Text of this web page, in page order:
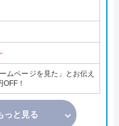
ムページを見た」とお伝え
！
っと見る